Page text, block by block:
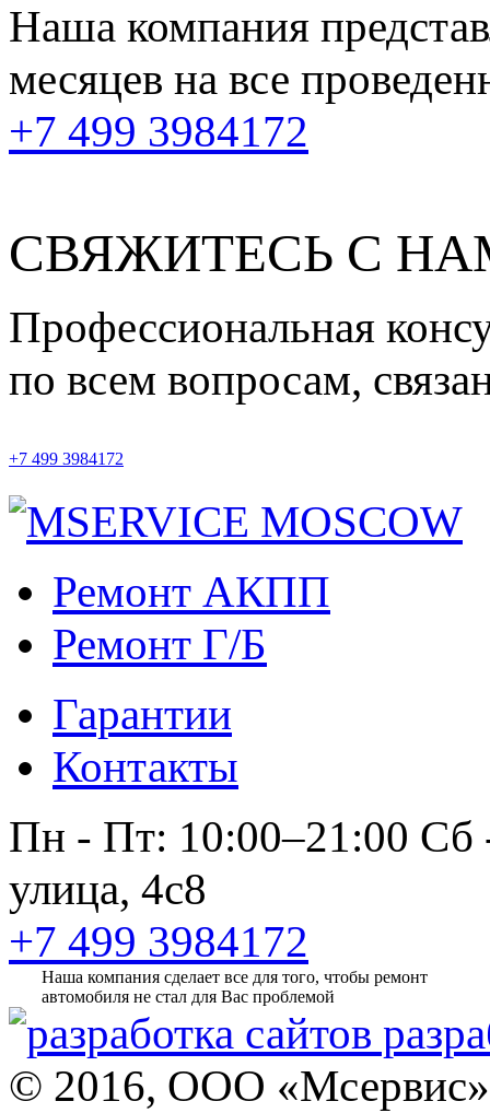
Наша компания
месяцев на все
+7 499 3984172
СВЯЖИТЕСЬ С
Профессиональная
по всем вопросам,
+7 499 3984172
Ремонт АКПП
Ремонт Г/Б
Гарантии
Контакты
Пн - Пт: 10:00–21:00 Сб
улица, 4с8
+7 499 3984172
Наша компания сделает все для того, чтобы ремонт
автомобиля не стал для Вас проблемой
© 2016, ООО